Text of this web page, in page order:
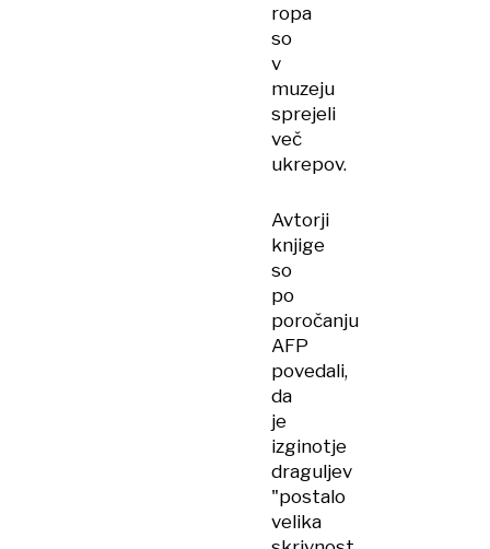
ropa
so
v
muzeju
sprejeli
več
ukrepov.
Avtorji
knjige
so
po
poročanju
AFP
povedali,
da
je
izginotje
draguljev
"postalo
velika